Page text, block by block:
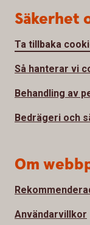
Säkerhet
Ta tillbaka
Så hanterar vi
Behandling av
Bedrägeri och
Om
Användarvillkor